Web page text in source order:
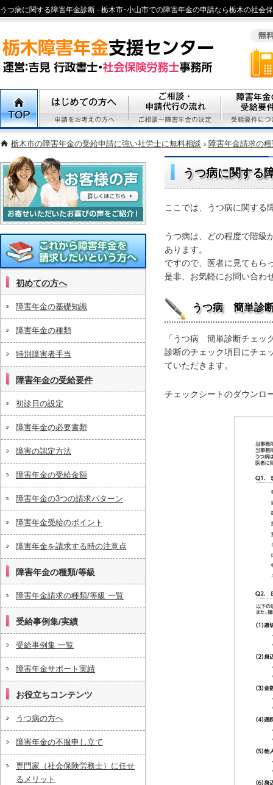
栃木市の障害年金の受給申請に強い社労士に無料相談 › 障害年金請求の
うつ病に関する
ここでは、うつ病に関する
うつ病は、どの程度で階級
あります。
ですので、医者に見てもら
是非、お気軽にお問い合わ
うつ病 簡単診
「うつ病 簡単診断チェッ
診断のチェック項目にチェ
ていただきます。
チェックシートのダウンロ
これから障害年金を請求したいという方
へ
初めての方へ
障害年金の基礎知識
障害年金の種類
特別障害者手当
障害年金の受給要件
初診日の設定
障害年金の必要書類
障害の認定方法
障害年金の受給金額
障害年金の3つの請求パターン
障害年金受給のポイント
障害年金を請求する時の注意点
障害年金の種類/等級
障害年金請求の種類/等級 一覧
受給事例集/実績
受給事例集 一覧
障害年金サポート実績
お役立ちコンテンツ
うつ病の方へ
障害年金の不服申し立て
専門家（社会保険労務士）に任せ
るメリット
うつ病に関する障害年金診断 - 栃木市･小山市での障害年金の申請なら栃木の社会